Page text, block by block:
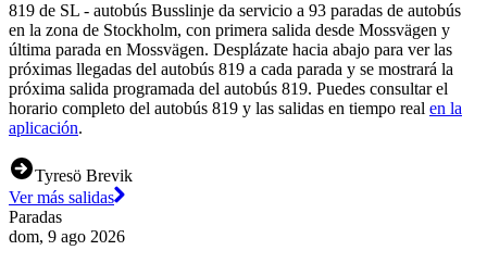
819 de SL - autobús Busslinje da servicio a 93 paradas de autobús
en la zona de Stockholm, con primera salida desde Mossvägen y
última parada en Mossvägen. Desplázate hacia abajo para ver las
próximas llegadas del autobús 819 a cada parada y se mostrará la
próxima salida programada del autobús 819. Puedes consultar el
horario completo del autobús 819 y las salidas en tiempo real en la
aplicación.
Tyresö Brevik
Ver más salidas
Paradas
dom, 9 ago 2026